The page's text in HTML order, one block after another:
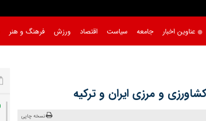
عناوین اخبار جامعه سیاست اقتصاد ورزش فرهنگ و هنر
و مرزی ایران و ترکیه
نسخه چاپی